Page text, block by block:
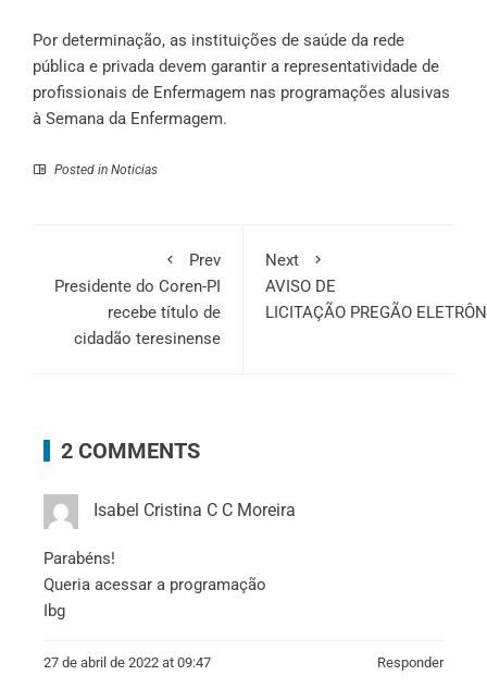
Por determinação, as instituições de saúde da rede
pública e privada devem garantir a representatividade de
profissionais de Enfermagem nas programações alusivas
à Semana da Enfermagem.
Posted in Noticias
Prev
Presidente do Coren-PI
recebe título de
cidadão teresinense
Next
AVISO DE
LICITAÇÃO PREGÃO
2 COMMENTS
Isabel Cristina C C Moreira
Parabéns!
Queria acessar a programação
Ibg
27 de abril de 2022 at 09:47 Responder